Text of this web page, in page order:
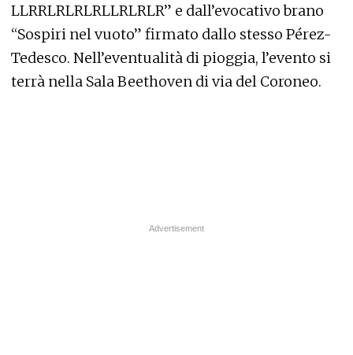
LLRRLRLRLRLLRLRLR” e dall’evocativo brano
“Sospiri nel vuoto” firmato dallo stesso Pérez-
Tedesco. Nell’eventualità di pioggia, l’evento si
terrà nella Sala Beethoven di via del Coroneo.